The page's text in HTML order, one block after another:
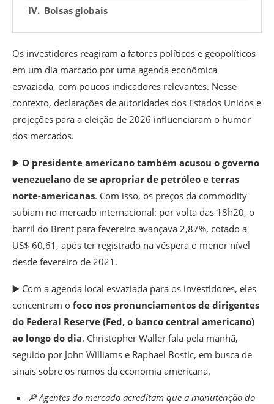
Bolsas globais
Os investidores reagiram a fatores políticos e geopolíticos
em um dia marcado por uma agenda econômica
esvaziada, com poucos indicadores relevantes. Nesse
contexto, declarações de autoridades dos Estados Unidos e
projeções para a eleição de 2026 influenciaram o humor
dos mercados.
▶️ O presidente americano também acusou o governo
venezuelano de se apropriar de petróleo e terras
norte-americanas. Com isso, os preços da commodity
subiam no mercado internacional: por volta das 18h20, o
barril do Brent para fevereiro avançava 2,87%, cotado a
US$ 60,61, após ter registrado na véspera o menor nível
desde fevereiro de 2021.
▶️ Com a agenda local esvaziada para os investidores, eles
concentram o foco nos pronunciamentos de dirigentes
do Federal Reserve (Fed, o banco central americano)
ao longo do dia. Christopher Waller fala pela manhã,
seguido por John Williams e Raphael Bostic, em busca de
sinais sobre os rumos da economia americana.
🔎 Agentes do mercado acreditam que a manutenção do